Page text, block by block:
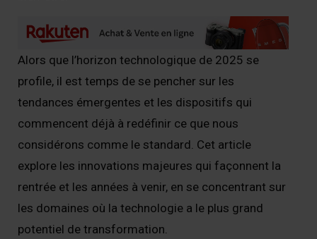
Alors que l’horizon technologique de 2025 se
profile, il est temps de se pencher sur les
tendances émergentes et les dispositifs qui
commencent déjà à redéfinir ce que nous
considérons comme le standard. Cet article
explore les innovations majeures qui façonnent la
rentrée et les années à venir, en se concentrant sur
les domaines où la technologie a le plus grand
potentiel de transformation.